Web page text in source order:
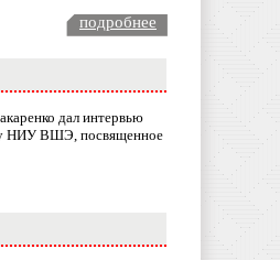
подробнее
дал интервью
НИУ ВШЭ, посвященное